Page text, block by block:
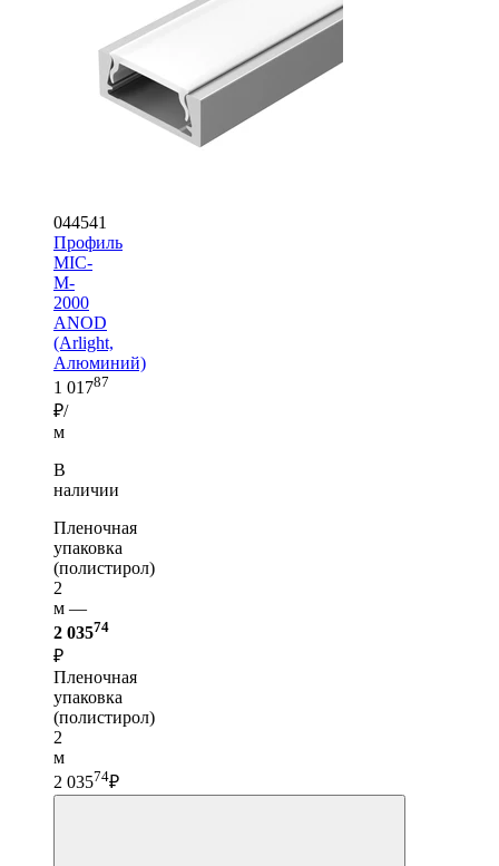
044541
Профиль
MIC-
M-
2000
ANOD
(Arlight,
Алюминий)
1 01787
₽/
м
В
наличии
Пленочная
упаковка
(полистирол)
2
м —
2 03574
₽
Пленочная
упаковка
(полистирол)
2
м
2 03574₽